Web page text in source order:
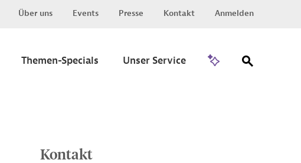
Über uns Events Presse Kontakt Anmelden
Themen-Specials Unser Service
Kontakt